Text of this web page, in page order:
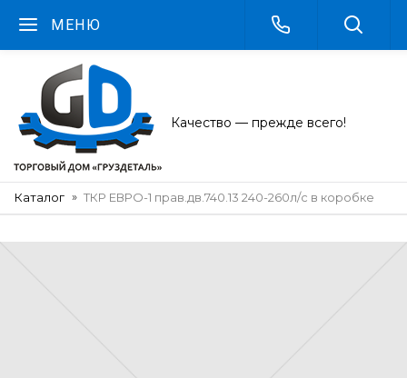
МЕНЮ
Качество — прежде всего!
Каталог ТКР ЕВРО-1 прав.дв.740.13 240-260л/с в коробке